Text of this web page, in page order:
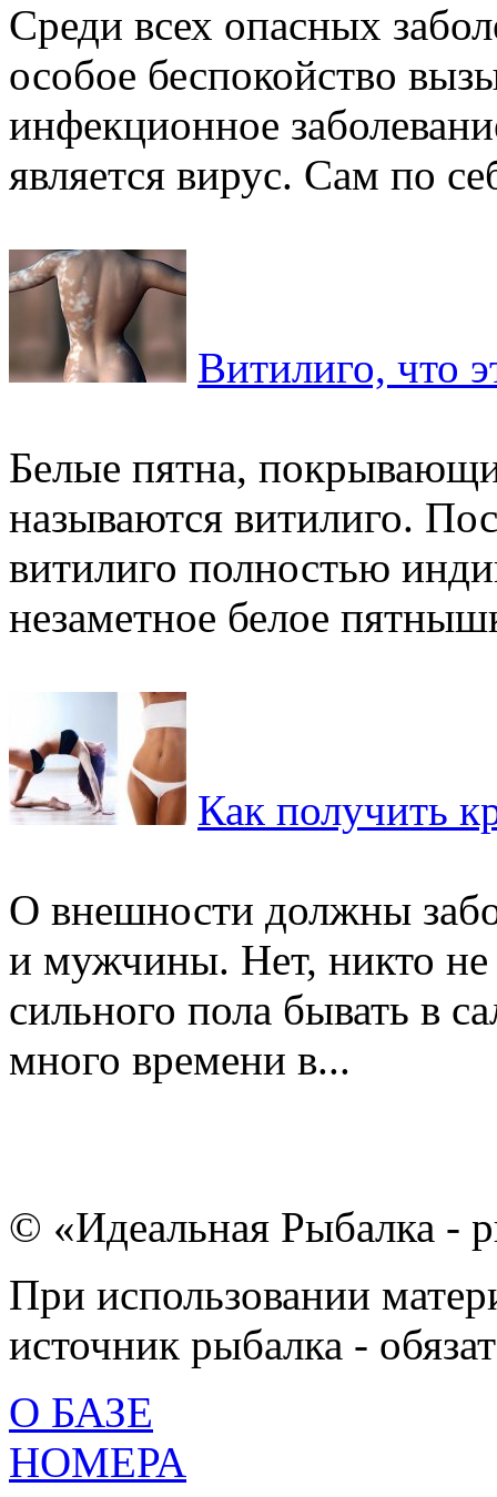
Среди всех опасных
особое беспокойство
инфекционное
является вирус. Сам по
Витилиго, что
Белые пятна,
называются витилиго.
витилиго полностью
незаметное белое
Как получить
О внешности должны
и мужчины. Нет, никто не
сильного пола бывать в
много времени в...
© «Идеальная Рыбалка -
При использовании
источник рыбалка -
О БАЗЕ
НОМЕРА